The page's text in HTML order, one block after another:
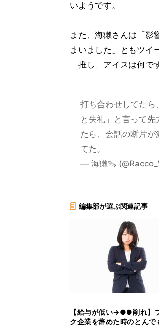
いようです。
また、海獺さんは「影
まいました」ともツイ
「推し」アイスは何で
打ち合わせしてたら
と失礼」と言って
たら、会話の断片
てた。
— 海獺🦦
編集部が選ぶ関連記事
【給与が低い→●●削れ】
ク企業を辞めた時のとんで